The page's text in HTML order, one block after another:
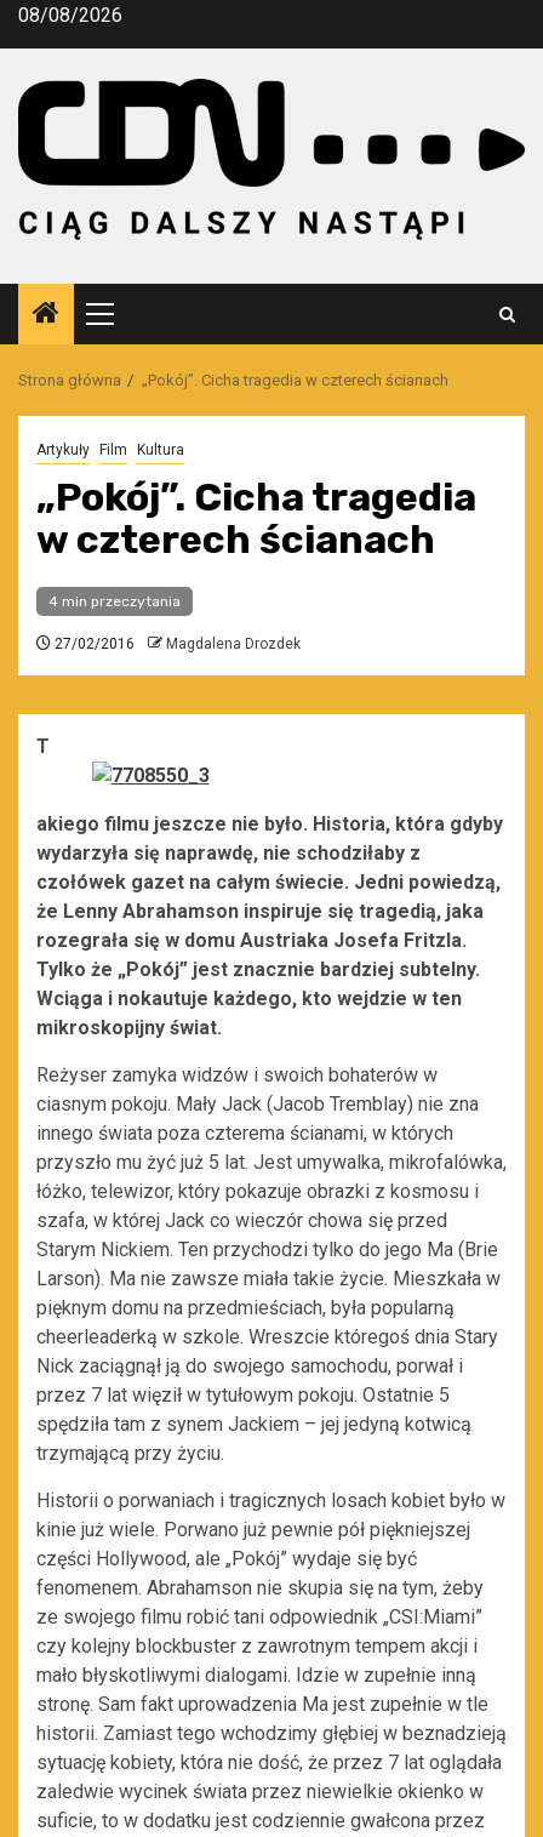
Przejdź
08/08/2026
Menu
główne
Strona główna „Pokój”. Cicha tragedia w czterech ścianach
Artykuły Film Kultura
„Pokój”. Cicha tragedia
w czterech ścianach
4 min przeczytania
27/02/2016 Magdalena Drozdek
T
akiego filmu jeszcze nie było. Historia, która gdyby
wydarzyła się naprawdę, nie schodziłaby z
czołówek gazet na całym świecie. Jedni powiedzą,
że Lenny Abrahamson inspiruje się tragedią, jaka
rozegrała się w domu Austriaka Josefa Fritzla.
Tylko że „Pokój” jest znacznie bardziej subtelny.
Wciąga i nokautuje każdego, kto wejdzie w ten
mikroskopijny świat.
Reżyser zamyka widzów i swoich bohaterów w
ciasnym pokoju. Mały Jack (Jacob Tremblay) nie zna
innego świata poza czterema ścianami, w których
przyszło mu żyć już 5 lat. Jest umywalka, mikrofalówka,
łóżko, telewizor, który pokazuje obrazki z kosmosu i
szafa, w której Jack co wieczór chowa się przed
Starym Nickiem. Ten przychodzi tylko do jego Ma (Brie
Larson). Ma nie zawsze miała takie życie. Mieszkała w
pięknym domu na przedmieściach, była popularną
cheerleaderką w szkole. Wreszcie któregoś dnia Stary
Nick zaciągnął ją do swojego samochodu, porwał i
przez 7 lat więził w tytułowym pokoju. Ostatnie 5
spędziła tam z synem Jackiem – jej jedyną kotwicą
trzymającą przy życiu.
Historii o porwaniach i tragicznych losach kobiet było w
kinie już wiele. Porwano już pewnie pół piękniejszej
części Hollywood, ale „Pokój” wydaje się być
fenomenem. Abrahamson nie skupia się na tym, żeby
ze swojego filmu robić tani odpowiednik „CSI:Miami”
czy kolejny blockbuster z zawrotnym tempem akcji i
mało błyskotliwymi dialogami. Idzie w zupełnie inną
stronę. Sam fakt uprowadzenia Ma jest zupełnie w tle
historii. Zamiast tego wchodzimy głębiej w beznadzieją
sytuację kobiety, która nie dość, że przez 7 lat oglądała
zaledwie wycinek świata przez niewielkie okienko w
suficie, to w dodatku jest codziennie gwałcona przez